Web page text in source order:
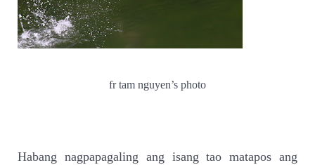
fr tam nguyen’s photo
Habang nagpapagaling ang isang tao matapos ang